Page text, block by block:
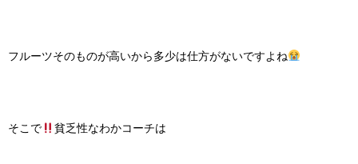
フルーツそのものが高いから多少は仕方がないですよね
そこで 貧乏性なわかコーチは